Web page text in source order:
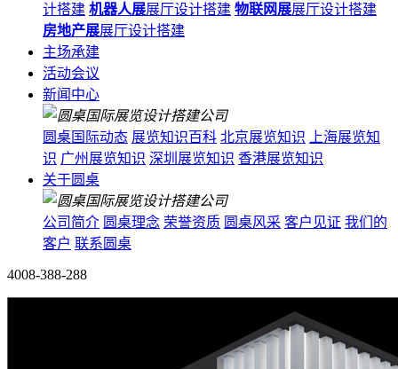
计搭建 机器人展展厅设计搭建 物联网展展厅设计搭建
房地产展展厅设计搭建
主场承建
活动会议
新闻中心
圆桌国际动态 展览知识百科 北京展览知识
上海展览知
识 广州展览知识 深圳展览知识 香港展览知识
关于圆桌
公司简介 圆桌理念 荣誉资质 圆桌风采 客户见证 我们的
客户 联系圆桌
4008-388-288